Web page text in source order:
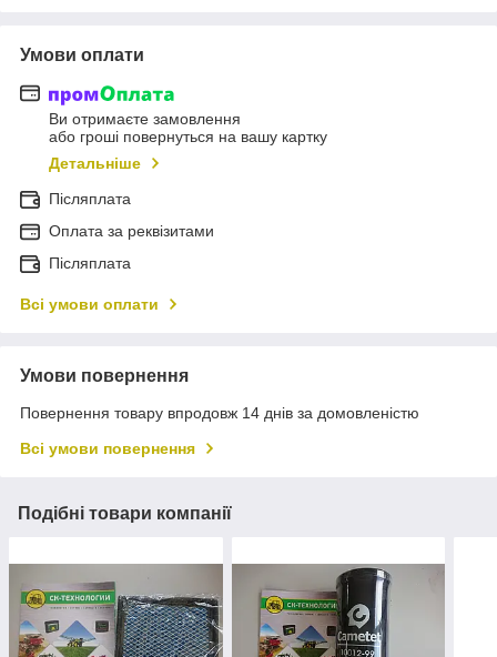
Умови оплати
Ви отримаєте замовлення
або гроші повернуться на вашу картку
Детальніше
Післяплата
Оплата за реквізитами
Післяплата
Всі умови оплати
Умови повернення
Повернення товару впродовж 14 днів за домовленістю
Всі умови повернення
Подібні товари компанії